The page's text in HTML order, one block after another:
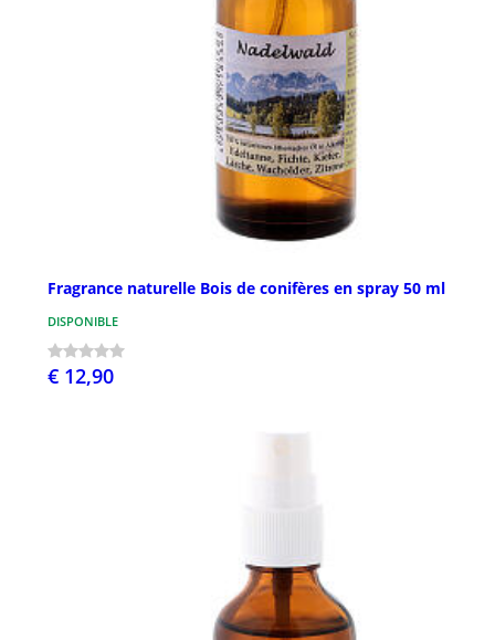
Fragrance naturelle Bois de conifères en spray 50 ml
DISPONIBLE
€ 12,90